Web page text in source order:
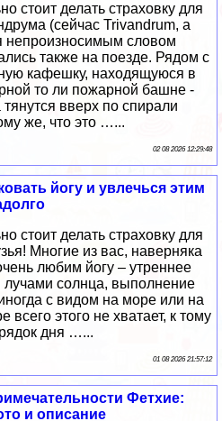
стоит делать страховку для
(сейчас Trivandrum, а
непроизносимым словом
также на поезде. Рядом с
кафешку, находящуюся в
то ли пожарной башне -
вверх по спирали
же, что это …...
02 08 2026 12:29:48
йогу и увлечься этим
стоит делать страховку для
Многие из вас, наверняка
любим йогу – утреннее
солнца, выполнение
с видом на море или на
этого не хватает, к тому
дня …...
01 08 2026 21:57:12
Фетхие:
и описание